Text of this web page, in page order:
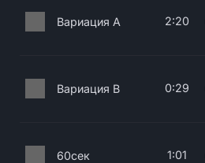
Вариация A 2:20
Вариация B 0:29
60сек 1:01